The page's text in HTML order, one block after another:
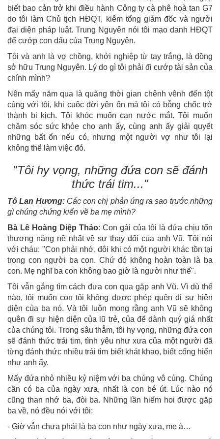
biết bao cản trở khi điều hành Công ty cà phê hoà tan G7
do tôi làm Chủ tịch HĐQT, kiêm tổng giám đốc và người
đại diện pháp luật. Trung Nguyên nói tôi mạo danh HĐQT
để cướp con dấu của Trung Nguyên.
Tôi và anh là vợ chồng, khởi nghiệp từ tay trắng, là đồng
sở hữu Trung Nguyên. Lý do gì tôi phải đi cướp tài sản của
chính mình?
Nên mấy năm qua là quãng thời gian chênh vênh đến tột
cùng với tôi, khi cuộc đời yên ổn mà tôi có bỗng chốc trở
thành bi kịch. Tôi khóc muốn cạn nước mắt. Tôi muốn
chăm sóc sức khỏe cho anh ấy, cùng anh ấy giải quyết
những bất ổn nếu có, nhưng một người vợ như tôi lại
không thể làm việc đó.
"Tôi hy vọng, những đứa con sẽ đánh
thức trái tim..."
Tô Lan Hương:Các con chị phản ứng ra sao trước những
gì chúng chứng kiến về ba mẹ mình?
Bà Lê Hoàng Diệp Thảo: Con gái của tôi là đứa chịu tổn
thương nặng nề nhất về sự thay đổi của anh Vũ. Tôi nói
với cháu: "Con phải nhớ, đôi khi có một người khác tồn tại
trong con người ba con. Chứ đó không hoàn toàn là ba
con. Mẹ nghĩ ba con không bao giờ là người như thế".
Tôi vẫn gắng tìm cách đưa con qua gặp anh Vũ. Vì dù thế
nào, tôi muốn con tôi không được phép quên đi sự hiện
diện của ba nó. Và tôi luôn mong rằng anh Vũ sẽ không
quên đi sự hiện diện của lũ trẻ, của để dành quý giá nhất
của chúng tôi. Trong sâu thẳm, tôi hy vọng, những đứa con
sẽ đánh thức trái tim, tình yêu như xưa của một người đã
từng đánh thức nhiều trái tim biết khát khao, biết cống hiến
như anh ấy.
Mấy đứa nhỏ nhiều kỷ niệm với ba chúng vô cùng. Chúng
cần có ba của ngày xưa, nhất là con bé út. Lúc nào nó
cũng than nhớ ba, đòi ba. Những lần hiếm hoi được gặp
ba về, nó đều nói với tôi:
- Giờ vẫn chưa phải là ba con như ngày xưa, mẹ à…